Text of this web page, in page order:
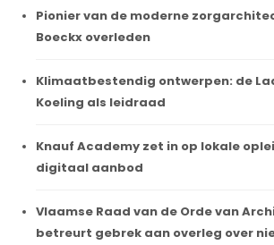
Pionier van de moderne
Boeckx overleden
Klimaatbestendig ontwerpen: de
Koeling als leidraad
Knauf Academy zet in op lokale
digitaal aanbod
Vlaamse Raad van de Orde van
betreurt gebrek aan overleg over